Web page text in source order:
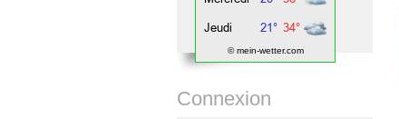
© mein-wetter.com
Connexion